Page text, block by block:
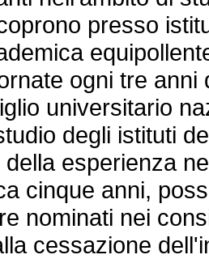
presso
ogni tre
universitario
degli istituti
esperienza
cinque anni,
nominati nei
cessazione